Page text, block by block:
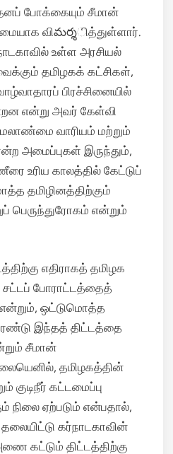
போக்கையும் சீமான்
விమర్శித்துள்ளார்.
உள்ள அரசியல்
தமிழகக் கட்சிகள்,
பிரச்சினையில்
என்று அவர் கேள்வி
மேலாண்மை வாரியம் மற்றும்
அமைப்புகள் இருந்தும்,
உரிய காலத்தில் கேட்டுப்
தமிழினத்திற்கும்
பெருந்துரோகம் என்றும்
எதிராகத் தமிழக
சட்டப் போராட்டத்தைத்
ஒட்டுமொத்த
இந்தத் திட்டத்தை
சீமான்
தமிழகத்தின்
குடிநீர் கட்டமைப்பு
நிலை ஏற்படும் என்பதால்,
கர்நாடகாவின்
கட்டும் திட்டத்திற்கு